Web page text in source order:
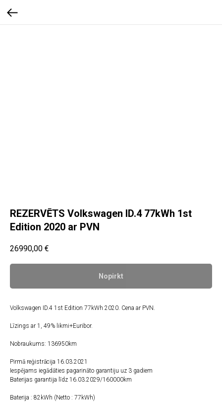
REZERVĒTS Volkswagen ID.4 77kWh 1st
Edition 2020 ar PVN
26990,00 €
Nopirkt
Volkswagen ID.4 1st Edition 77kWh 2020. Cena ar PVN.
Līzings ar 1, 49% likmi+Euribor.
Nobraukums: 136950km
Pirmā reģistrācija 16.03.2021
Iespējams iegādāties pagarināto garantiju uz 3 gadiem
Baterijas garantija līdz 16.03.2029/160000km
Baterija : 82kWh (Netto : 77kWh)